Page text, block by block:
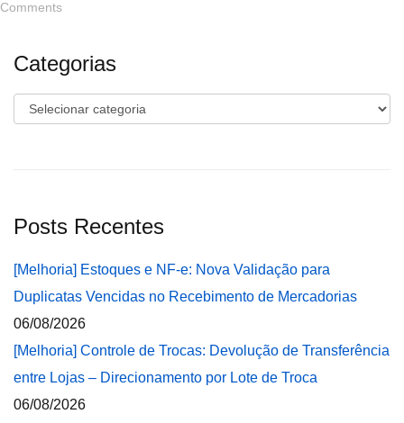
Comments
Categorias
Categorias
Posts Recentes
[Melhoria] Estoques e NF-e: Nova Validação para
Duplicatas Vencidas no Recebimento de Mercadorias
06/08/2026
[Melhoria] Controle de Trocas: Devolução de Transferência
entre Lojas – Direcionamento por Lote de Troca
06/08/2026